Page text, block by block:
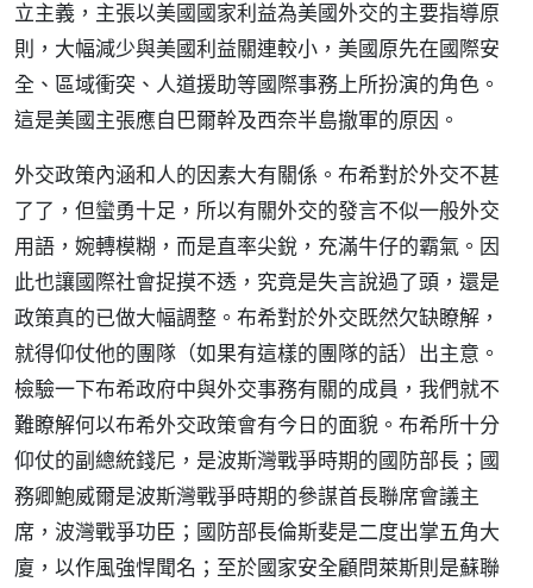
立主義，主張以美國國家利益為美國外交的主要指導原
則，大幅減少與美國利益關連較小，美國原先在國際安
全、區域衝突、人道援助等國際事務上所扮演的角色。
這是美國主張應自巴爾幹及西奈半島撤軍的原因。
外交政策內涵和人的因素大有關係。布希對於外交不甚
了了，但蠻勇十足，所以有關外交的發言不似一般外交
用語，婉轉模糊，而是直率尖銳，充滿牛仔的霸氣。因
此也讓國際社會捉摸不透，究竟是失言說過了頭，還是
政策真的已做大幅調整。布希對於外交既然欠缺瞭解，
就得仰仗他的團隊（如果有這樣的團隊的話）出主意。
檢驗一下布希政府中與外交事務有關的成員，我們就不
難瞭解何以布希外交政策會有今日的面貌。布希所十分
仰仗的副總統錢尼，是波斯灣戰爭時期的國防部長；國
務卿鮑威爾是波斯灣戰爭時期的參謀首長聯席會議主
席，波灣戰爭功臣；國防部長倫斯斐是二度出掌五角大
廈，以作風強悍聞名；至於國家安全顧問萊斯則是蘇聯